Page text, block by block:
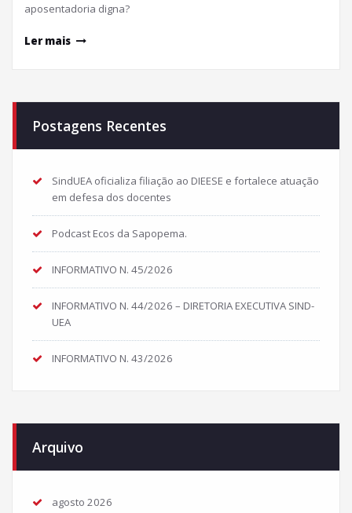
aposentadoria digna?
Ler mais
Postagens Recentes
SindUEA oficializa filiação ao DIEESE e fortalece atuação
em defesa dos docentes
Podcast Ecos da Sapopema.
INFORMATIVO N. 45/2026
INFORMATIVO N. 44/2026 – DIRETORIA EXECUTIVA SIND-
UEA
INFORMATIVO N. 43/2026
Arquivo
agosto 2026